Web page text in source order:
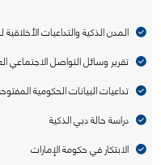
المدن الذكية والتداعيات
تقرير وسائل التواصل الاجتماعي
تداعيات البيانات الحكومية
دراسة حالة دبي الذكية
الابتكار في حكومة الإمارات